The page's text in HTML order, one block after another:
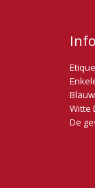
Witte
De